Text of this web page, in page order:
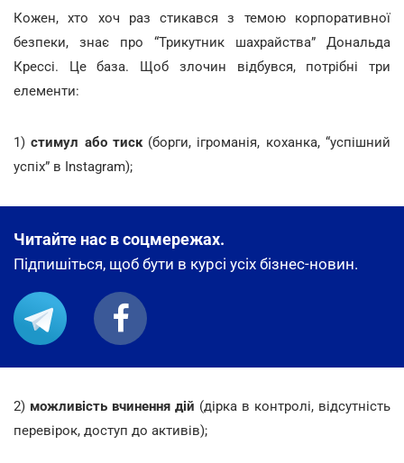
Кожен, хто хоч раз стикався з темою корпоративної
безпеки, знає про “Трикутник шахрайства” Дональда
Крессі. Це база. Щоб злочин відбувся, потрібні три
елементи:
1)стимул або тиск(борги, ігроманія, коханка, “успішний
успіх” в Instagram);
Читайте нас в соцмережах.
Підпишіться, щоб бути в курсі усіх бізнес-новин.
2) можливість вчинення дій (дірка в контролі, відсутність
перевірок, доступ до активів);